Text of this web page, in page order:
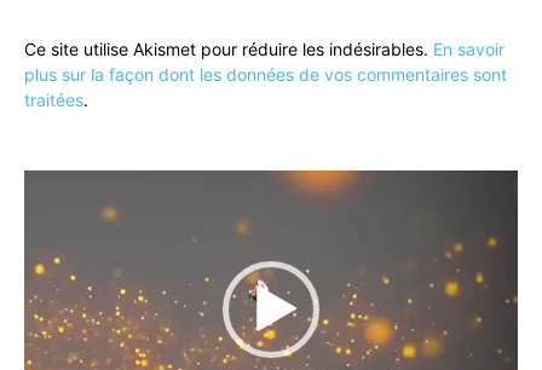
Ce site utilise Akismet pour réduire les indésirables. En savoir
plus sur la façon dont les données de vos commentaires sont
traitées.